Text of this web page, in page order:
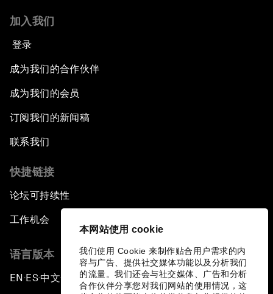
本网站使用 cookie
我们使用 Cookie 来制作贴合用户需求的内
容与广告、提供社交媒体功能以及分析我们
的流量。我们还会与社交媒体、广告和分析
合作伙伴分享您对我们网站的使用情况，这
加入我们
登录
成为我们的合作伙伴
成为我们的会员
订阅我们的新闻稿
联系我们
快捷链接
论坛可持续性
工作机会
语言版本
EN ▪ ES▪中文▪ 日本語